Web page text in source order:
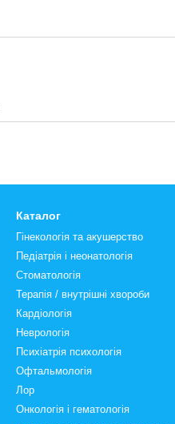
Каталог
Гінекологія та акушерство
Педіатрія і неонатологія
Стоматологія
Терапія / внутрішні хвороби
Кардіологія
Неврологія
Психіатрія психологія
Офтальмологія
Лор
Онкологія і гематологія